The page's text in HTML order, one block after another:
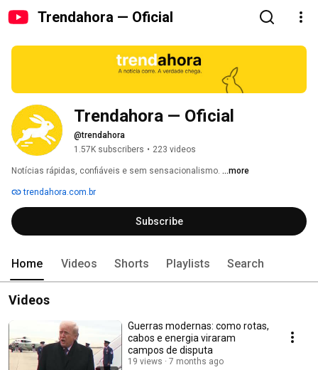
Trendahora — Oficial
Trendahora — Oficial
@trendahora
1.57K subscribers • 223 videos
Notícias rápidas, confiáveis e sem sensacionalismo. ...more
trendahora.com.br
Subscribe
Home Videos Shorts Playlists Search
Videos
Guerras modernas: como rotas,
cabos e energia viraram
campos de disputa
19 views 7 months ago